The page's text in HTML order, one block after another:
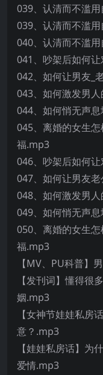
039、认清而不滥
039、认清而不滥
040、认清而不滥
041、吵架后如何
042、如何让男友_
043、如何激发男
044、如何悄无声
045、离婚的女生
福.mp3
046、吵架后如何
047、如何让男友
048、如何激发男
049、如何悄无声
050、离婚的女生
福.mp3
【MV、PU科普】
【发刊词】懂得很
姻.mp3
【女神节娃娃私房
意？.mp3
【娃娃私房话】为
爱情.mp3